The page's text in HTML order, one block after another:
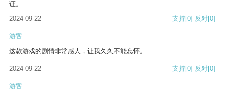
证。
2024-09-22
支持[0] 反对[0]
游客
这款游戏的剧情非常感人，让我久久不能忘怀。
2024-09-22 支持[0] 反对[0]
游客